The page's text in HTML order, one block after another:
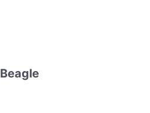
Beagle